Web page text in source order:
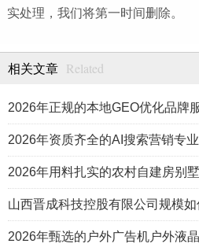
实处理，我们将第一时间删除。
相关文章 Related
2026年正规的本地GEO优化品牌
山西晋成科技控股有限公司规模如